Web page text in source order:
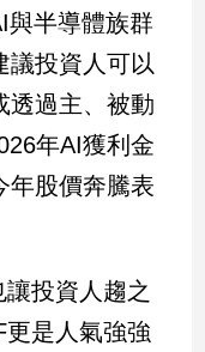
與半導體族群
議投資人可以
透過主、被動
年AI獲利金
年股價奔騰表
投資人趨之
是人氣強強